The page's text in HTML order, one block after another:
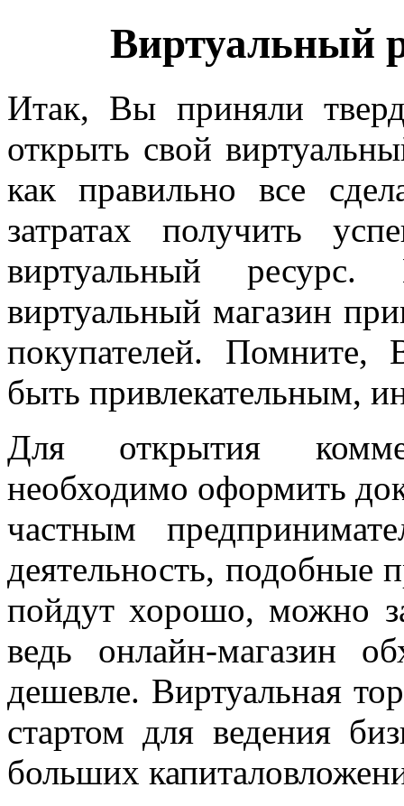
Виртуальный
Итак, Вы приняли
открыть свой
как правильно все
затратах получить
виртуальный
виртуальный магазин
покупателей. Помните,
быть привлекательным,
Для открытия
необходимо оформить
частным
деятельность,
пойдут хорошо, можно
ведь онлайн-магазин
дешевле. Виртуальная
стартом для ведения
больших